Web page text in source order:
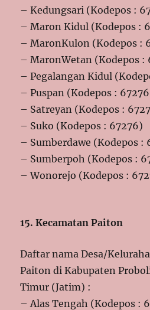
– Kedungsari (Kodepos :
– Maron Kidul (Kodepos :
– MaronKulon (Kodepos :
– MaronWetan (Kodepos :
– Pegalangan Kidul
– Puspan (Kodepos :
– Satreyan (Kodepos :
– Suko (Kodepos : 67276)
– Sumberdawe (Kodepos :
– Sumberpoh (Kodepos :
– Wonorejo (Kodepos :
15. Kecamatan Paiton
Daftar nama Desa/
Paiton di Kabupaten
Timur (Jatim) :
– Alas Tengah (Kodepos :